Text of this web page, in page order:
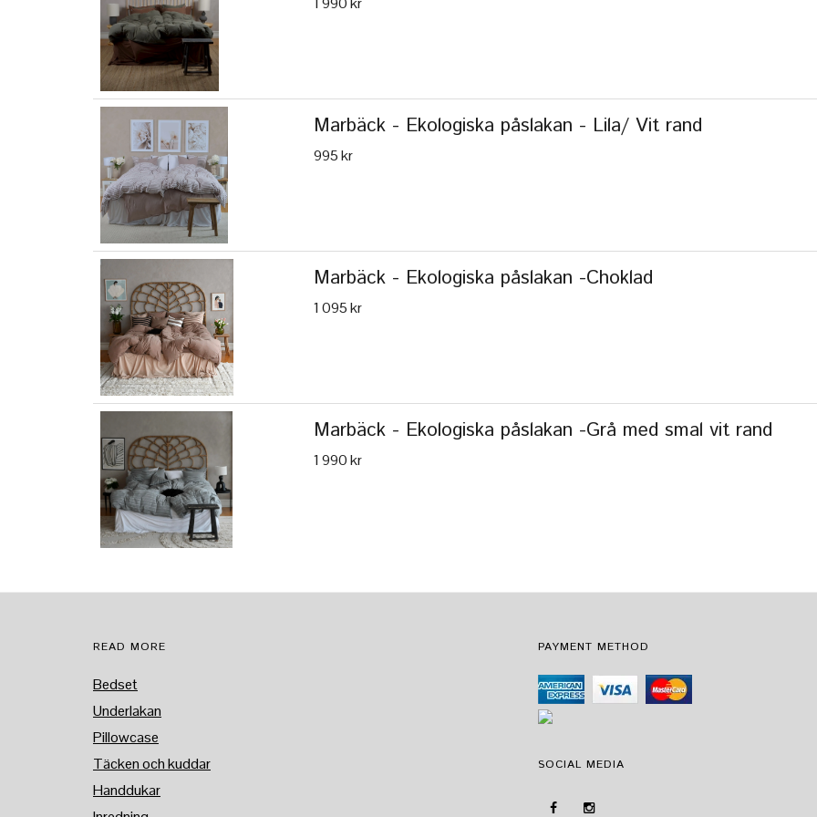
Marbäck - Ekologiska påslakan - Lila/ Vit rand
995 kr
Marbäck - Ekologiska påslakan -Choklad
1 095 kr
Marbäck - Ekologiska påslakan -Grå med smal vit rand
1 990 kr
READ MORE
Bedset
Underlakan
Pillowcase
Täcken och kuddar
Handdukar
PAYMENT METHOD
SOCIAL MEDIA